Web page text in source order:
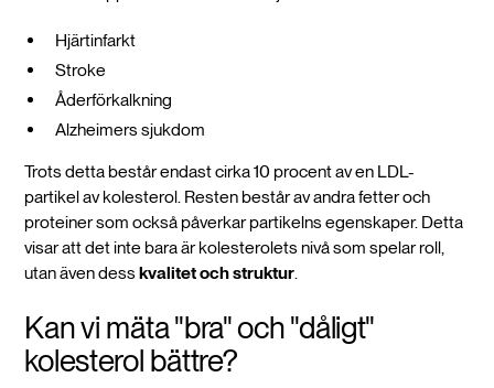
Hjärtinfarkt
Stroke
Åderförkalkning
Alzheimers sjukdom
Trots detta består endast cirka 10 procent av en LDL-
partikel av kolesterol. Resten består av andra fetter och
proteiner som också påverkar partikelns egenskaper. Detta
visar att det inte bara är kolesterolets nivå som spelar roll,
utan även desskvalitet och struktur.
Kan vi mäta "bra" och "dåligt"
kolesterol bättre?